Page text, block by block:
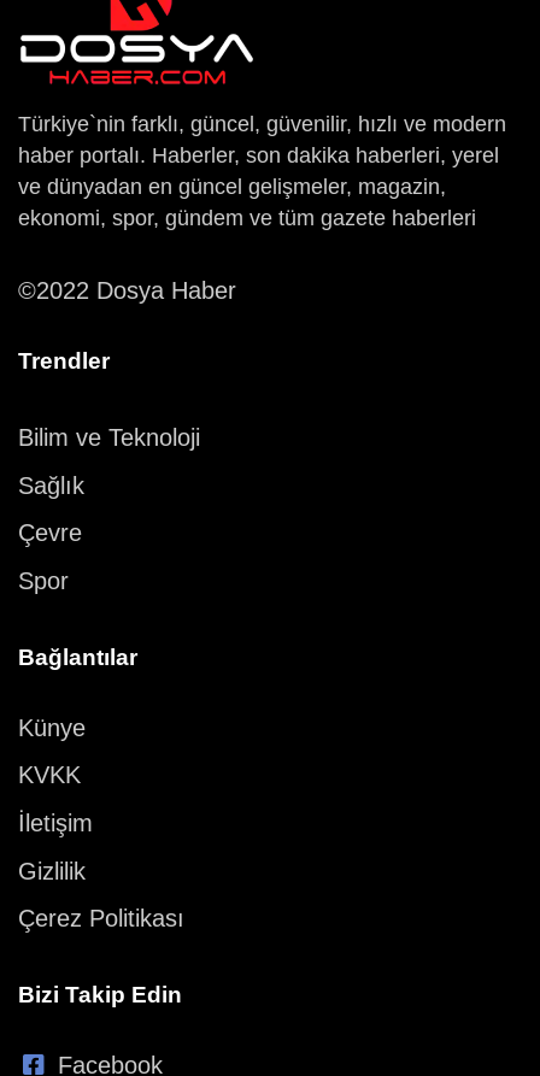
Türkiye`nin farklı, güncel, güvenilir, hızlı ve modern
haber portalı. Haberler, son dakika haberleri, yerel
ve dünyadan en güncel gelişmeler, magazin,
ekonomi, spor, gündem ve tüm gazete haberleri
©2022 Dosya Haber
Trendler
Bilim ve Teknoloji
Sağlık
Çevre
Spor
Bağlantılar
Künye
KVKK
İletişim
Gizlilik
Çerez Politikası
Bizi Takip Edin
Facebook